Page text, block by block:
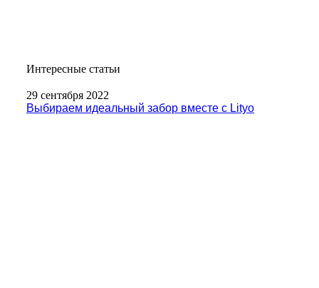
Интересные статьи
29 сентября 2022
Выбираем идеальный забор вместе с Lityo